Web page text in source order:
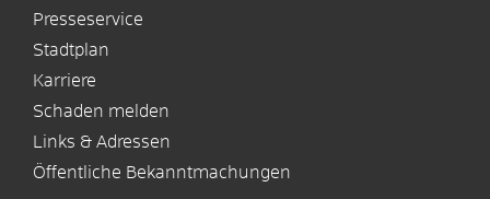
Presseservice
Stadtplan
Karriere
Schaden melden
Links & Adressen
Öffentliche Bekanntmachungen